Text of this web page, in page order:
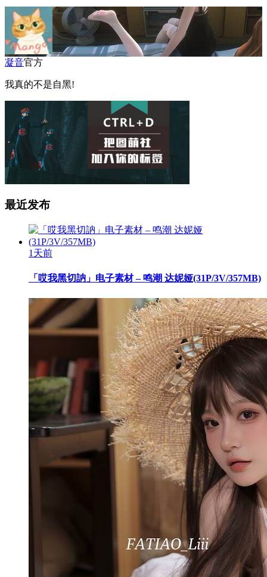
凝音官方
我真的不是自黑!
最近发布
1天前
「哎我黑切訥」电子素材 – 鸣潮 达妮娅(31P/3V/357MB)